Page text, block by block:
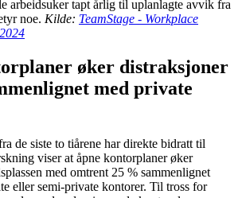
arbeidsuker tapt årlig til uplanlagte avvik fra
noe. Kilde: TeamStage - Workplace
øker distraksjoner
med private
de siste to tiårene har direkte bidratt til
viser at åpne kontorplaner øker
med omtrent 25 % sammenlignet
eller semi-private kontorer. Til tross for